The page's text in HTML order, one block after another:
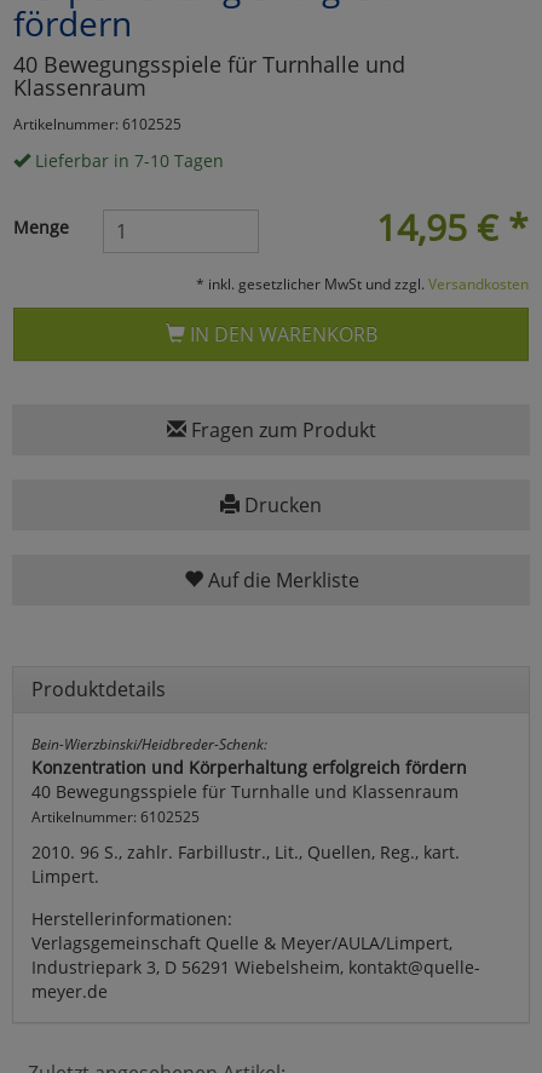
fördern
40 Bewegungsspiele für Turnhalle und
Klassenraum
Artikelnummer: 6102525
Lieferbar in 7-10 Tagen
14,95 € *
Menge
* inkl. gesetzlicher MwSt und zzgl. Versandkosten
IN DEN WARENKORB
Fragen zum Produkt
Drucken
Auf die Merkliste
Produktdetails
Bein-Wierzbinski/Heidbreder-Schenk:
Konzentration und Körperhaltung erfolgreich fördern
40 Bewegungsspiele für Turnhalle und Klassenraum
Artikelnummer: 6102525
2010. 96 S., zahlr. Farbillustr., Lit., Quellen, Reg., kart.
Limpert.
Herstellerinformationen:
Verlagsgemeinschaft Quelle & Meyer/AULA/Limpert,
Industriepark 3, D 56291 Wiebelsheim, kontakt@quelle-
meyer.de
Marketing
Umfragetools
Alle Akzeptieren
Cookies
Einstellungen speichern
zurückzu Haupptseite